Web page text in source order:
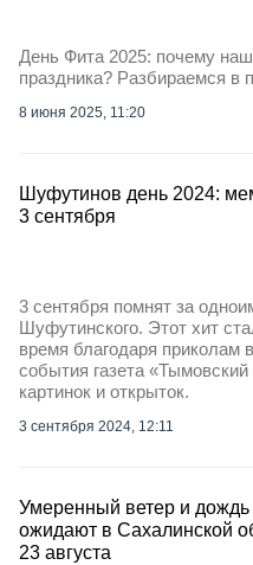
День Фита 2025: почему
праздника? Разбираемся в
8 июня 2025, 11:20
Шуфутинов день 2024:
3 сентября
3 сентября помнят за
Шуфутинского. Этот хит
время благодаря приколам
события газета
картинок и открыток.
3 сентября 2024, 12:11
Умеренный ветер и дождь
ожидают в Сахалинской
23 августа